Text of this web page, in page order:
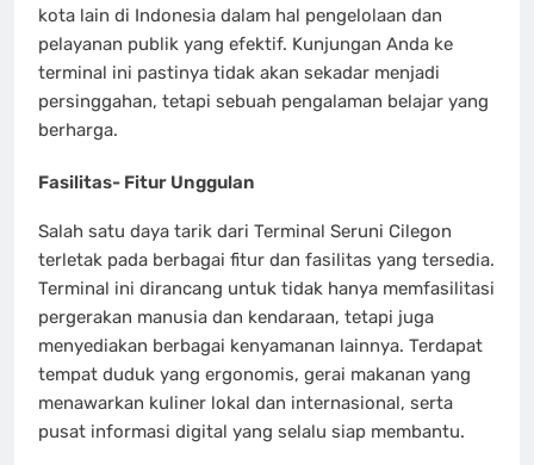
kota lain di Indonesia dalam hal pengelolaan dan
pelayanan publik yang efektif. Kunjungan Anda ke
terminal ini pastinya tidak akan sekadar menjadi
persinggahan, tetapi sebuah pengalaman belajar yang
berharga.
Fasilitas- Fitur Unggulan
Salah satu daya tarik dari Terminal Seruni Cilegon
terletak pada berbagai fitur dan fasilitas yang tersedia.
Terminal ini dirancang untuk tidak hanya memfasilitasi
pergerakan manusia dan kendaraan, tetapi juga
menyediakan berbagai kenyamanan lainnya. Terdapat
tempat duduk yang ergonomis, gerai makanan yang
menawarkan kuliner lokal dan internasional, serta
pusat informasi digital yang selalu siap membantu.